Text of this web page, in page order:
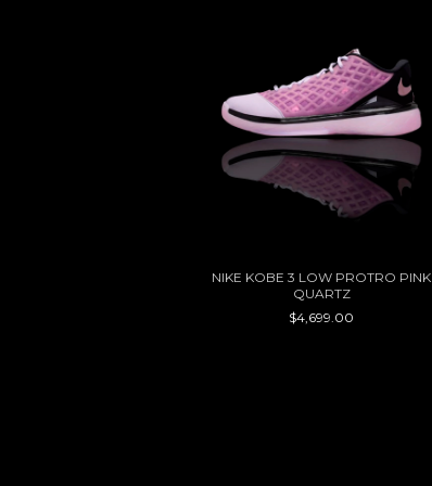
NIKE KOBE 3 LOW PROTRO PINK
QUARTZ
$4,699.00